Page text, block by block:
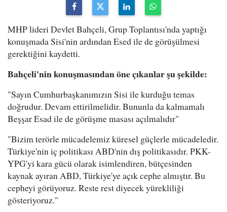
MHP lideri Devlet Bahçeli, Grup Toplantısı'nda yaptığı
konuşmada Sisi'nin ardından Esed ile de görüşülmesi
gerektiğini kaydetti.
Bahçeli'nin konuşmasından öne çıkanlar şu şekilde:
"Sayın Cumhurbaşkanımızın Sisi ile kurduğu temas
doğrudur. Devam ettirilmelidir. Bununla da kalmamalı
Beşşar Esad ile de görüşme masası açılmalıdır"
"Bizim terörle mücadelemiz küresel güçlerle mücadeledir.
Türkiye'nin iç politikası ABD'nin dış politikasıdır. PKK-
YPG'yi kara gücü olarak isimlendiren, bütçesinden
kaynak ayıran ABD, Türkiye'ye açık cephe almıştır. Bu
cepheyi görüyoruz. Reste rest diyecek yürekliliği
gösteriyoruz."